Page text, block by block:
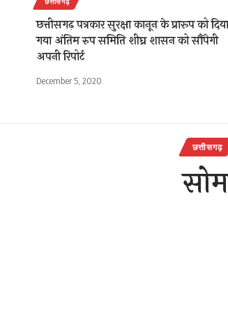
छत्तीसगढ़ पत्रकार सुरक्षा कानून के प्रारूप को दिया
गया अंतिम रुप समिति शीघ्र शासन को सौंपेगी
अपनी रिपोर्ट
December 5, 2020
छत्तीसगढ़